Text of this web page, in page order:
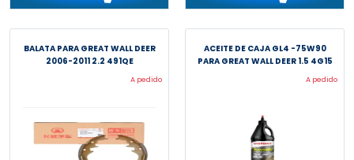
BALATA PARA GREAT WALL DEER
2006-2011 2.2 491QE
A pedido
ACEITE DE CAJA GL4 -75W90
PARA GREAT WALL DEER 1.5 4G15
A pedido